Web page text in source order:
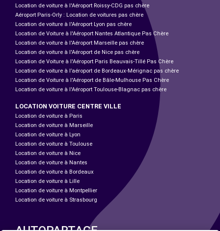
Location de voiture à l'Aéroport Roissy-CDG pas chère
Aéroport Paris-Orly : Location de voitures pas chère
Location de voiture à l'Aéroport Lyon pas chère
Location de Voiture à l'Aéroport Nantes Atlantique Pas Chère
Location de voiture à l'Aéroport Marseille pas chère
Location de voiture à l'Aéroport de Nice pas chère
Location de Voiture à l'Aéroport Paris Beauvais-Tillé Pas Chère
Location de voiture à l’aéroport de Bordeaux-Mérignac pas chère
Location de Voiture à l'Aéroport de Bâle-Mulhouse Pas Chère
Location de voiture à l'Aéroport Toulouse-Blagnac pas chère
LOCATION VOITURE CENTRE VILLE
Location de voiture à Paris
Location de voiture à Marseille
Location de voiture à Lyon
Location de voiture à Toulouse
Location de voiture à Nice
Location de voiture à Nantes
Location de voiture à Bordeaux
Location de voiture à Lille
Location de voiture à Montpellier
Location de voiture à Strasbourg